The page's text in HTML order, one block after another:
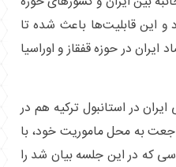
و این قابلیت‌ها باعث شده تا
ایران در حوزه قفقاز و اوراسیا
در استانبول ترکیه هم در
به محل ماموریت خود، با
که در این جلسه بیان شد را